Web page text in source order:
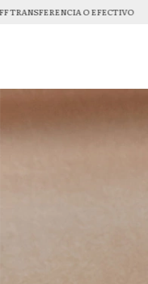
O EFECTIVO